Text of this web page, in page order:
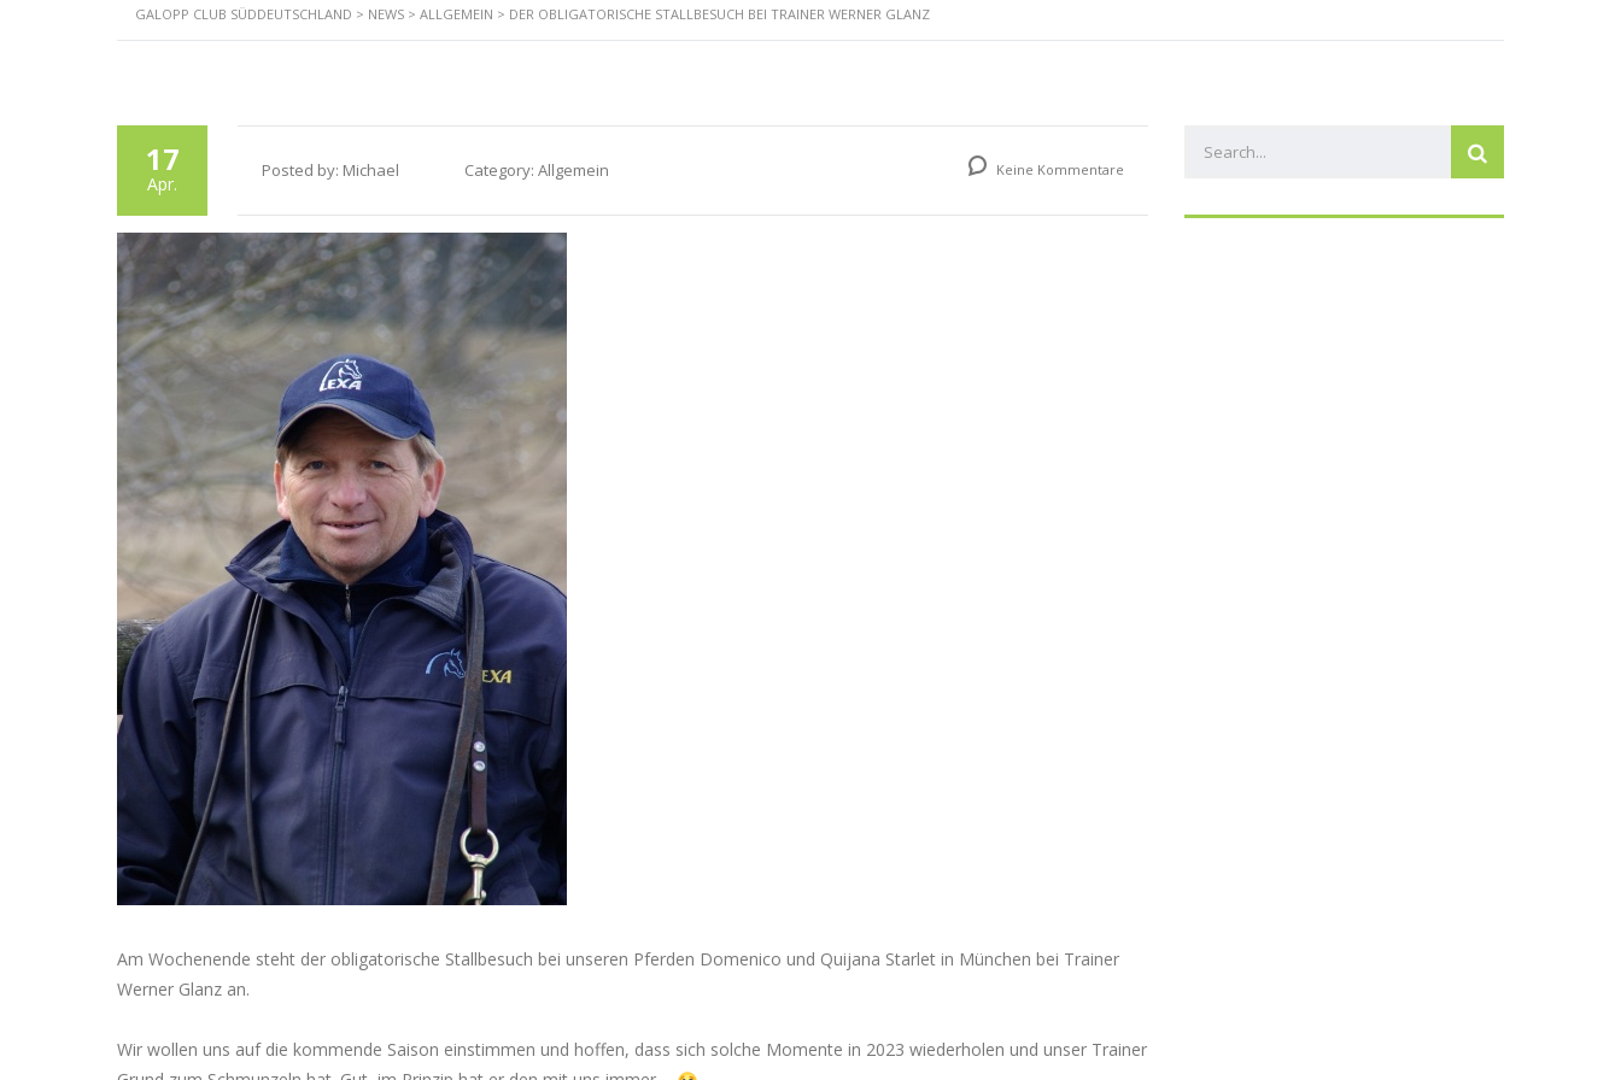
GALOPP CLUB SÜDDEUTSCHLAND > NEWS > ALLGEMEIN > DER OBLIGATORISCHE STALLBESUCH BEI TRAINER WERNER GLANZ
17
Apr.
Posted by: Michael Category: Allgemein Keine Kommentare
Am Wochenende steht der obligatorische Stallbesuch bei unseren Pferden Domenico und Quijana Starlet in München bei Trainer
Werner Glanz an.
Wir wollen uns auf die kommende Saison einstimmen und hoffen, dass sich solche Momente in 2023 wiederholen und unser Trainer